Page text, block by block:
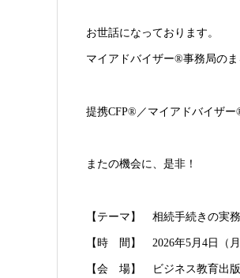
お世話になっております。
マイアドバイザー®事務局のま
提携CFP®／マイアドバイザ
またの機会に、是非！
【テーマ】 相続手続きの実
【時 間】 2026年5月4日（月
【会 場】 ビジネス教育出版